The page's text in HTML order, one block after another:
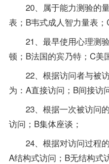
20、属于能力测验的
表；B韦式成人智力量表；
21、最早使用心理测验
顿；B法国的宾乃特；C美
22、根据访问者与被访
为：A直接访问；B间接访
23、根据一次被访问的
访问；B集体座谈；
24、根据对访问过程的
A结构式访问；B无结构式